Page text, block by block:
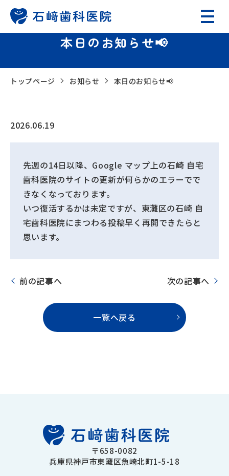
本日のお知らせ📢
トップページ お知らせ 本日のお知らせ📢
2026.06.19
先週の14日以降、Google マップ上の石崎 自宅
歯科医院のサイトの更新が何らかのエラーでで
きなくなっております。
いつ復活するかは未定ですが、東灘区の石崎 自
宅歯科医院にまつわる投稿早く再開できたらと
思います。
前の記事へ 次の記事へ
一覧へ戻る
〒658-0082
兵庫県神戸市東灘区魚崎北町1-5-18